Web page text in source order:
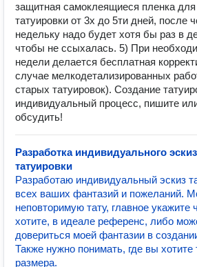
защитная самоклеящиеся пленка
татуировки от 3х до 5ти дней, после
недельку надо будет хотя бы раз в
чтобы не ссыхалась. 5) При
недели делается бесплатная
случае мелкодетализированных
старых татуировок). Создание
индивидуальный процесс, пишите
обсудить!
Разработка индивидуального
татуировки
Разработаю индивидуальный эскиз
всех ваших фантазий и пожеланий.
неповторимую тату, главное укажите
хотите, в идеале референс, либо
довериться моей фантазии в
Также нужно понимать, где вы хотите
размера.